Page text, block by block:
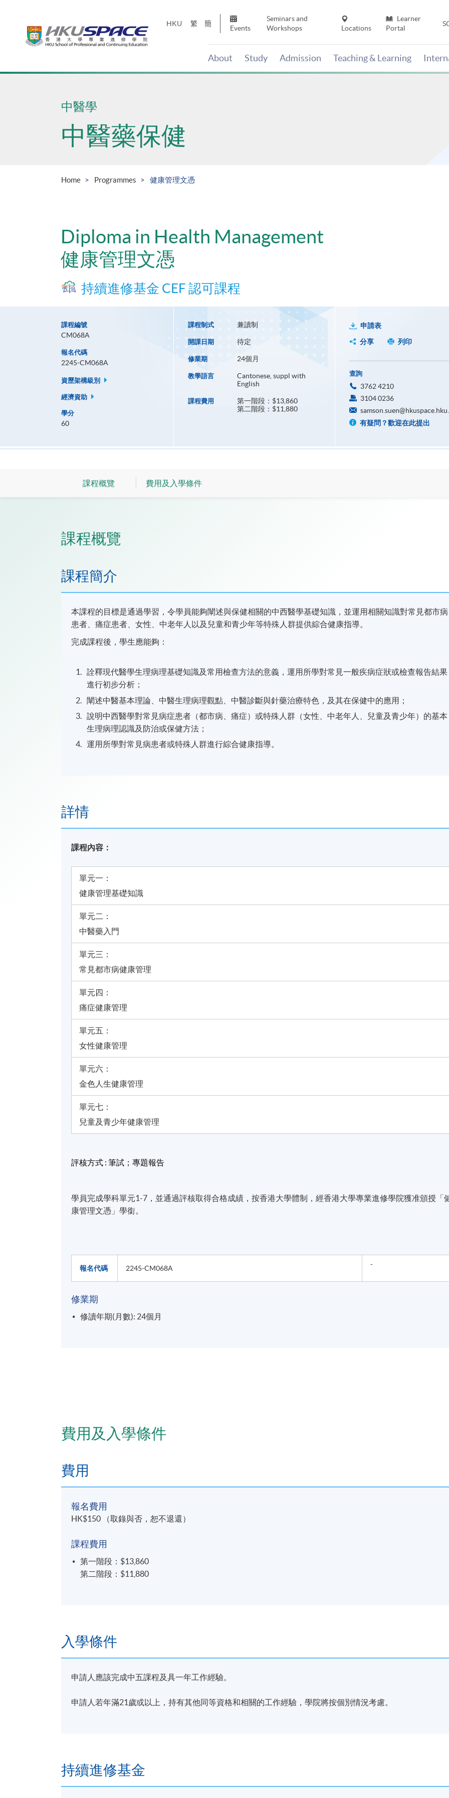
HKU 繁 簡
Events
Seminars and
Workshops
Locations
Learner
Portal
About Study Admission Teaching & Learning
Main
中醫學
中醫藥保健
Home Programmes 健康管理文憑
Diploma in Health Management
健康管理文憑
持續進修基金 CEF 認可課程
課程編號
CM068A
報名代碼
2245-CM068A
資歷架構級別
經濟資助
學分
60
課程制式 兼讀制
開課日期 待定
修業期 24個月
教學語言
Cantonese, suppl with
English
課程費用
第一階段：$13,860
第二階段：$11,880
申請表
分享
列印
查詢
3762 4210
3104 0236
有疑問？歡迎在此提出
課程概覽 費用及入學條件
課程概覽
課程簡介
本課程的目標是通過學習，令學員能夠闡述與保健相關的中西醫學基礎知識，並運用相關知識對常見都市病
患者、痛症患者、女性、中老年人以及兒童和青少年等特殊人群提供綜合健康指導。
完成課程後，學生應能夠：
詮釋現代醫學生理病理基礎知識及常用檢查方法的意義，運用所學對常見一般疾病症狀或檢查報告結果
進行初步分析；
闡述中醫基本理論、中醫生理病理觀點、中醫診斷與針藥治療特色，及其在保健中的應用；
說明中西醫學對常見病症患者（都市病、痛症）或特殊人群（女性、中老年人、兒童及青少年）的基本
生理病理認識及防治或保健方法；
運用所學對常見病患者或特殊人群進行綜合健康指導。
詳情
課程內容：
單元一：
健康管理基礎知識
單元二：
中醫藥入門
單元三：
常見都市病健康管理
單元四：
痛症健康管理
單元五：
女性健康管理
單元六：
金色人生健康管理
單元七：
兒童及青少年健康管理
評核方式 :筆試 ；專題報告
學員完成學科單元1-7，並通過評核取得合格成績，按香港大學體制，經香港大學專業進修學院獲准頒授「
康管理文憑」學銜。
報名代碼 2245-CM068A -
修業期
修讀年期(月數): 24個月
費用及入學條件
費用
報名費用
HK$150 （取錄與否，恕不退還）
課程費用
第一階段：$13,860
第二階段：$11,880
入學條件
申請人應該完成中五課程及具一年工作經驗。
申請人若年滿21歲或以上，持有其他同等資格和相關的工作經驗，學院將按個別情況考慮。
持續進修基金